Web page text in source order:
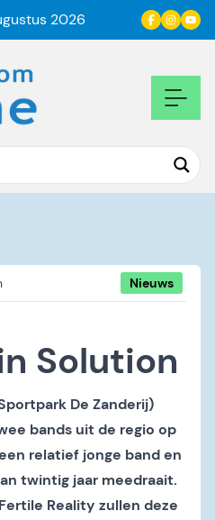
2026
Nieuws
Solution
De Zanderij)
bands uit de regio op
relatief jonge band en
twintig jaar meedraait.
Reality zullen deze